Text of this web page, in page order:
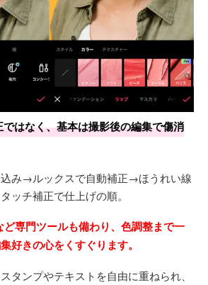
はなく、基本は撮影後の編集で傷消
み→ルックスで自動補正→ほうれい線
ッチ補正で仕上げの順。
専門ツールも備わり、色調整まで一
好きの心をくすぐります。
タンプやテキストを自由に重ねられ、